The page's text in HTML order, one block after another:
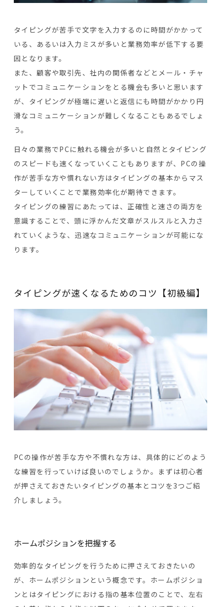
タイピングが苦手で文字を入力するのに時間がかかって
いる、あるいは入力ミスが多いと業務効率が低下する要
因となります。
また、顧客や取引先、社内の関係者などとメール・チャ
ットでコミュニケーションをとる機会も多いと思います
が、タイピングが極端に遅いと返信にも時間がかかり円
滑なコミュニケーションが難しくなることもあるでしょ
う。
日々の業務でPCに触れる機会が多いと自然とタイピング
のスピードも速くなっていくこともありますが、PCの操
作が苦手な方や慣れない方はタイピングの基本からマス
ターしていくことで業務効率化が期待できます。
タイピングの練習にあたっては、正確性と速さの両方を
意識することで、頭に浮かんだ文章がスルスルと入力さ
れていくような、迅速なコミュニケーションが可能にな
ります。
タイピングが速くなるためのコツ【初級編】
PCの操作が苦手な方や不慣れな方は、具体的にどのよう
な練習を行っていけば良いのでしょうか。まずは初心者
が押さえておきたいタイピングの基本とコツを3つご紹
介しましょう。
ホームポジションを把握する
効率的なタイピングを行うために押さえておきたいの
が、ホームポジションという概念です。ホームポジショ
ンとはタイピングにおける指の基本位置のことで、左右